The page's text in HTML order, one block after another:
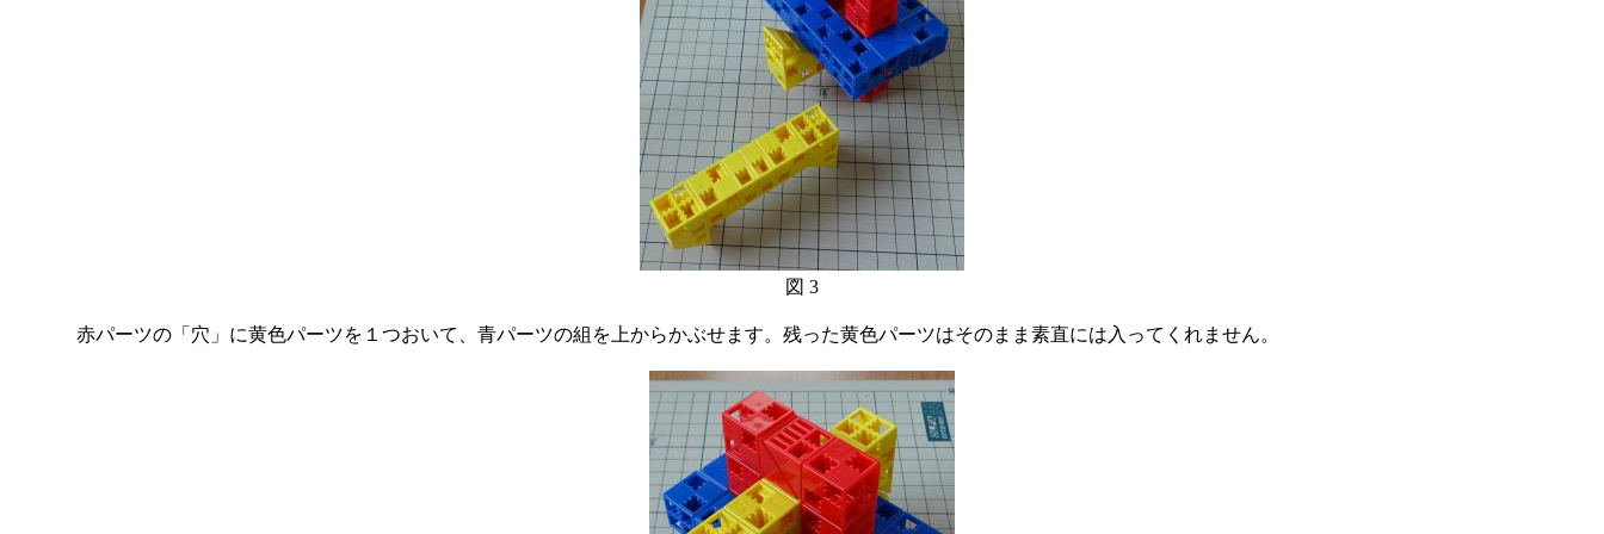
図 3
赤パーツの「穴」に黄色パーツを１つおいて、青パーツの組を上からかぶせます。残った黄色パーツはそのまま素直には入ってくれません。